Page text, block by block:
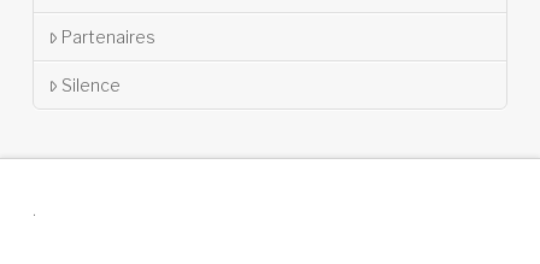
Partenaires
Silence